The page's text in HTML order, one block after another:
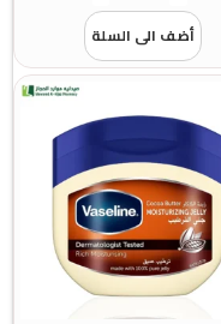
أضف الى السلة